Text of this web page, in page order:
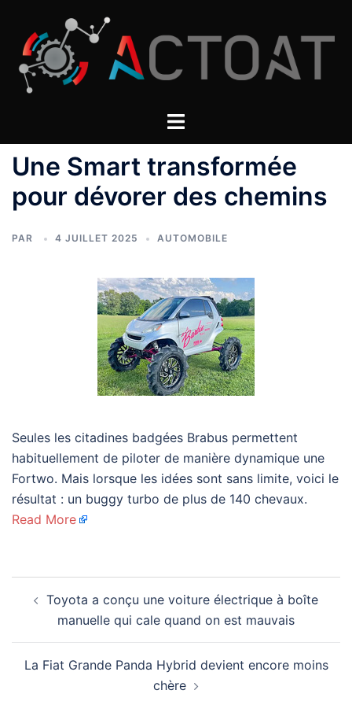
contenu
Une Smart transformée
pour dévorer des chemins
PAR 4 JUILLET 2025 AUTOMOBILE
Seules les citadines badgées Brabus permettent
habituellement de piloter de manière dynamique une
Fortwo. Mais lorsque les idées sont sans limite, voici le
résultat : un buggy turbo de plus de 140 chevaux.
Read More
d’article
Toyota a conçu une voiture électrique à boîte
manuelle qui cale quand on est mauvais
La Fiat Grande Panda Hybrid devient encore moins
chère